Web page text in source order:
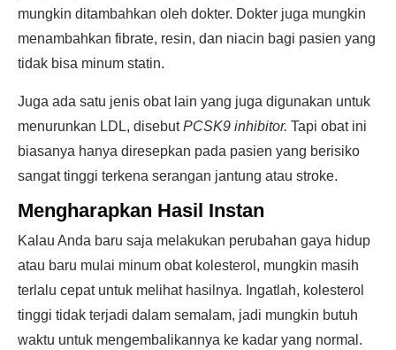
mungkin ditambahkan oleh dokter. Dokter juga mungkin
menambahkan fibrate, resin, dan niacin bagi pasien yang
tidak bisa minum statin.
Juga ada satu jenis obat lain yang juga digunakan untuk
menurunkan LDL, disebutPCSK9 inhibitor. Tapi obat ini
biasanya hanya diresepkan pada pasien yang berisiko
sangat tinggi terkena serangan jantung atau stroke.
Mengharapkan Hasil Instan
Kalau Anda baru saja melakukan perubahan gaya hidup
atau baru mulai minum obat kolesterol, mungkin masih
terlalu cepat untuk melihat hasilnya. Ingatlah, kolesterol
tinggi tidak terjadi dalam semalam, jadi mungkin butuh
waktu untuk mengembalikannya ke kadar yang normal.